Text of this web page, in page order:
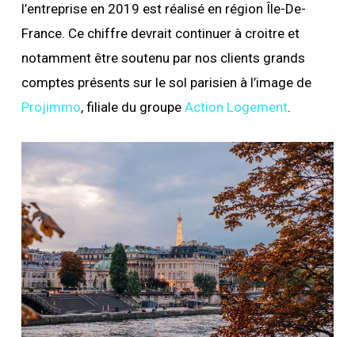
l’entreprise en 2019 est réalisé en région Île-De-
France. Ce chiffre devrait continuer à croitre et
notamment être soutenu par nos clients grands
comptes présents sur le sol parisien à l’image de
Projimmo, filiale du groupe Action Logement.